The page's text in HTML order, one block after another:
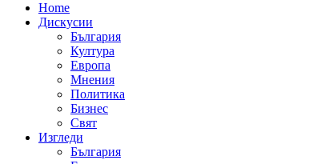
Home
Дискусии
България
Култура
Европа
Мнения
Политика
Бизнес
Свят
Изгледи
България